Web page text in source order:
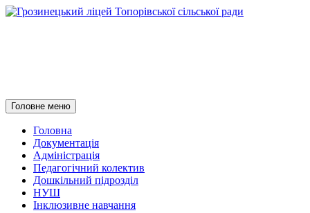
Пошук
Головне меню Перейти
до
Головна
Документація
Адміністрація
Педагогічний колектив
Дошкільний підрозділ
НУШ
Інклюзивне навчання